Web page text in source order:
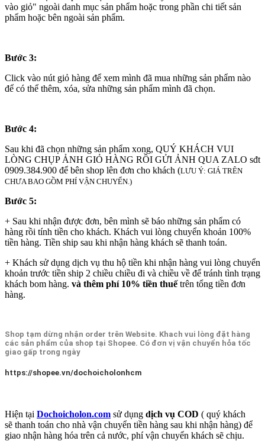
vào giỏ" ngoài danh mục sản phẩm hoặc trong phần chi tiết sản
phẩm hoặc bên ngoài sản phẩm.
Bước 3:
Click vào nút giỏ hàng để xem mình đã mua những sản phẩm nào
để có thể thêm, xóa, sửa những sản phẩm mình đã chọn.
Bước 4:
Sau khi đã chọn những sản phẩm xong, QUÝ KHÁCH VUI
LÒNG CHỤP ẢNH GIỎ HÀNG RỒI GỬI ẢNH QUA ZALO sđt
0909.384.900 để bên shop lên đơn cho khách (LƯU Ý: GIÁ TRÊN
CHƯA BAO GỒM PHÍ VẬN CHUYỂN.)
Bước 5:
+ Sau khi nhận được đơn, bên mình sẽ báo những sản phẩm có
hàng rồi tính tiền cho khách. Khách vui lòng chuyển khoản 100%
tiền hàng. Tiền ship sau khi nhận hàng khách sẽ thanh toán.
+ Khách sử dụng dịch vụ thu hộ tiền khi nhận hàng vui lòng chuyển
khoản trước tiền ship 2 chiều chiều đi và chiều về để tránh tình trạng
khách bom hàng. và thêm phí 10% tiền thuếtrên tổng tiền đơn
hàng.
Shop tạm dừng nhận order trên Website. Khach vui lòng đặt hàng
các sản phẩm của shop tại Shopee. Có đơn vị vận chuyển hỏa tốc
giao gấp trong ngày
https://shopee.vn/dochoicholonhcm
Hiện tại Dochoicholon.com sử dụng dịch vụ COD ( quý khách
sẽ thanh toán cho nhà vận chuyển tiền hàng sau khi nhận hàng) để
giao nhận hàng hóa trên cả nước, phí vận chuyển khách sẽ chịu.